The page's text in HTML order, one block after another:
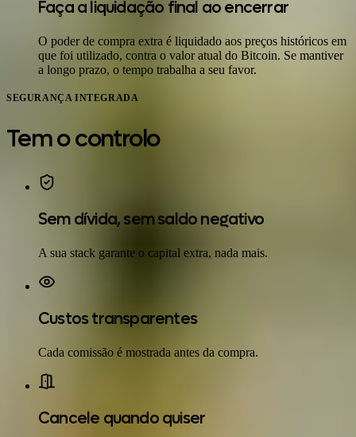
Faça a liquidação final ao encerrar
O poder de compra extra é liquidado aos preços históricos em
que foi utilizado, contra o valor atual do Bitcoin. Se mantiver
a longo prazo, o tempo trabalha a seu favor.
SEGURANÇA INTEGRADA
Tem o controlo
Sem dívida, sem saldo negativo
A sua stack garante o capital extra, nada mais.
Custos transparentes
Cada comissão é mostrada antes da compra.
Cancele quando quiser